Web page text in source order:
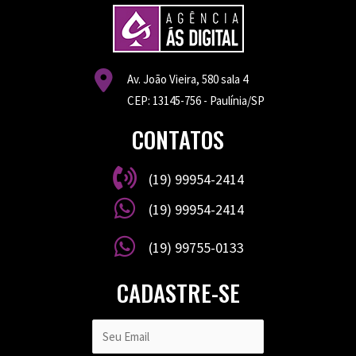
Av. João Vieira, 580 sala 4
CEP: 13145-756 - Paulínia/SP
CONTATOS
(19) 99954-2414
(19) 99954-2414
(19) 99755-0133
CADASTRE-SE